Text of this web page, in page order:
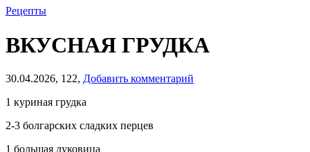
Рецепты
ВКУСНАЯ ГРУДКА
30.04.2026, 122, Добавить комментарий
1 куриная грудка
2-3 болгарских сладких перцев
1 большая луковица